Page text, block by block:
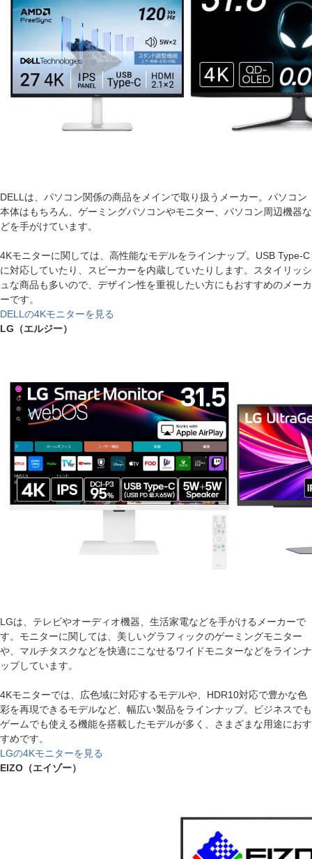
DELLは、パソコン関係の商品をメインで取り扱うメーカー。パソコン
本体はもちろん、ゲーミングパソコンやモニター、パソコン周辺機器な
どを手がけています。
4Kモニターに関しては、高性能なモデルをラインナップ。USB Type-C
に対応していたり、スピーカーを内蔵していたりします。スタイリッシ
ュな商品も多いので、デザイン性を重視したい方にもおすすめのメーカ
ーです。
DELLの4Kモニターを見る
LG（エルジー）
LGは、テレビやオーディオ機器、生活家電などを手がけるメーカーで
す。モニターに関しては、美しいグラフィックのゲーミングモニター
や、マルチタスクなどを快適にこなせるワイドモニターなどをラインナ
ップしています。
4Kモニターでは、広色域に対応するモデルや、HDR10対応で豊かな色
彩を再現できるモデルなど、幅広い製品をラインナップ。ビジネスでも
ゲームでも使える機能を搭載したモデルが多く、さまざまな用途におす
すめです。
LGの4Kモニターを見る
EIZO（エイゾー）